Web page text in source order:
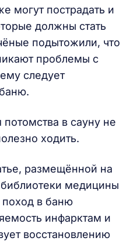
могут пострадать и
должны стать
подытожили, что
проблемы с
следует
в сауну не
ходить.
размещённой на
медицины
в баню
инфарктам и
восстановлению